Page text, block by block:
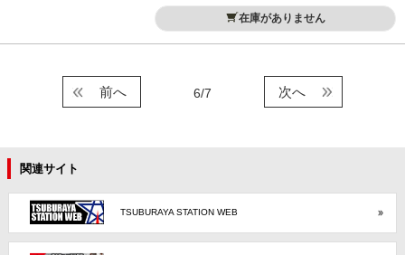
在庫がありません
6/7
前へ 次へ
関連サイト
TSUBURAYA STATION WEB